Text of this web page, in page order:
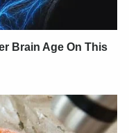
Brain Age On This